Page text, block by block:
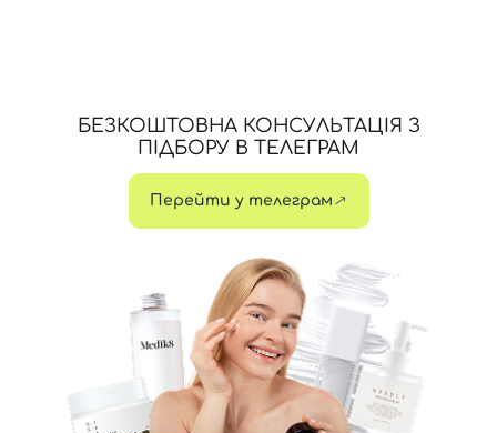
БЕЗКОШТОВНА КОНСУЛЬТАЦІЯ З
ПІДБОРУ В ТЕЛЕГРАМ
Перейти у телеграм
Відправляючи форму для авторизації/реєстрації ви
приймаєте умовиУгоди користувача
Далі
Увійти за допомогою e-mail